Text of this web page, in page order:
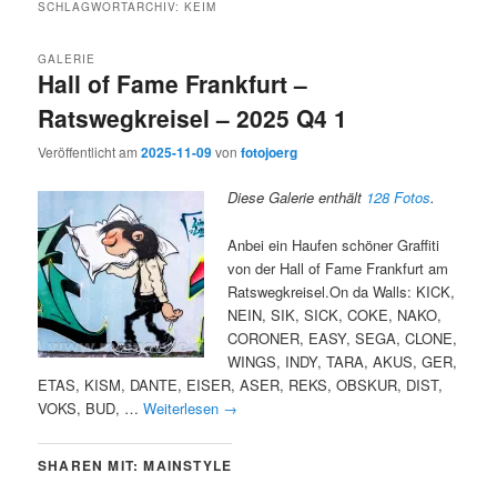
SCHLAGWORTARCHIV:KEIM
Hall of Fame Frankfurt –
Ratswegkreisel – 2025 Q4 1
GALERIE
Veröffentlicht am2025-11-09vonfotojoerg
Diese Galerie enthält 128 Fotos.
Anbei ein Haufen schöner Graffiti
von der Hall of Fame Frankfurt am
Ratswegkreisel.On da Walls: KICK,
NEIN, SIK, SICK, COKE, NAKO,
CORONER, EASY, SEGA, CLONE,
WINGS, INDY, TARA, AKUS, GER,
ETAS, KISM, DANTE, EISER, ASER, REKS, OBSKUR, DIST,
VOKS, BUD, …Weiterlesen →
SHAREN MIT: MAINSTYLE